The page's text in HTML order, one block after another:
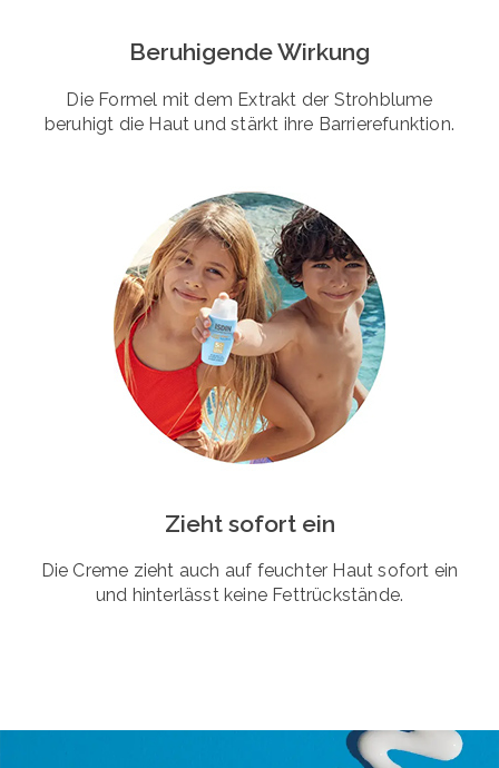
Beruhigende Wirkung
Die Formel mit dem Extrakt der Strohblume
beruhigt die Haut und stärkt ihre Barrierefunktion.
Zieht sofort ein
Die Creme zieht auch auf feuchter Haut sofort ein
und hinterlässt keine Fettrückstände.